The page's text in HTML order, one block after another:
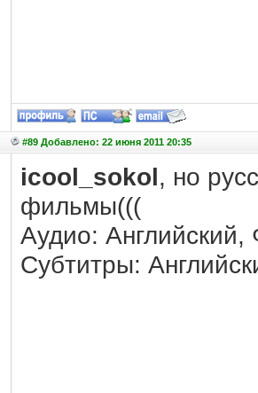
#89 Добавлено: 22 июня 2011 20:35
icool_sokol, но
фильмы(((
Аудио: Английский,
Субтитры: